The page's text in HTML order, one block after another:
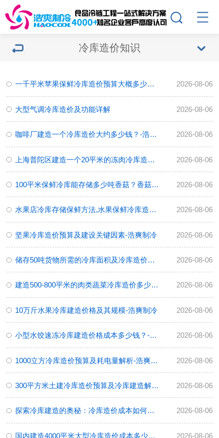
冷库造价知识
一千平米苹果保鲜冷库造价预算大概多少费用？-浩爽制冷 2026-08-06
大型气调冷库造价及功能详解 2026-08-06
咖啡厂建造一个冷库造价大约多少钱？-浩爽制冷 2026-08-06
上海普陀区建造一个20平米的冻肉冷库造价多少钱？-浩爽制冷 2026-08-06
100平米保鲜冷库能存储多少吨香菇？香菇冷库造价多少钱？ 2026-08-06
水果店冷库存储保鲜方法,水果保鲜冷库造价成本-浩爽制冷 2026-08-06
坚果冷库造价预算及建设关键因素-浩爽制冷 2026-08-06
储存50吨货物所需的冷库面积及冷库造价分析 2026-08-06
建造500-800平米的肉类蔬菜冷库造价多少钱？-浩爽制冷 2026-08-06
10万斤水果冷库建造价格及其规模-浩爽制冷 2026-08-06
小型水饺速冻冷库建造价格成本多少钱？-浩爽制冷 2026-08-06
1000立方冷库造价预算及耗电量解析-浩爽制冷 2026-08-06
300平方米土建冷库造价预算及冷库建造解析-浩爽制冷 2026-08-06
探索冷库建造的奥秘：冷库造价成本如何计算？-浩爽制冷 2026-08-06
国内建造4000平米大型冷库造价成本多少钱？-浩爽制冷 2026-08-06